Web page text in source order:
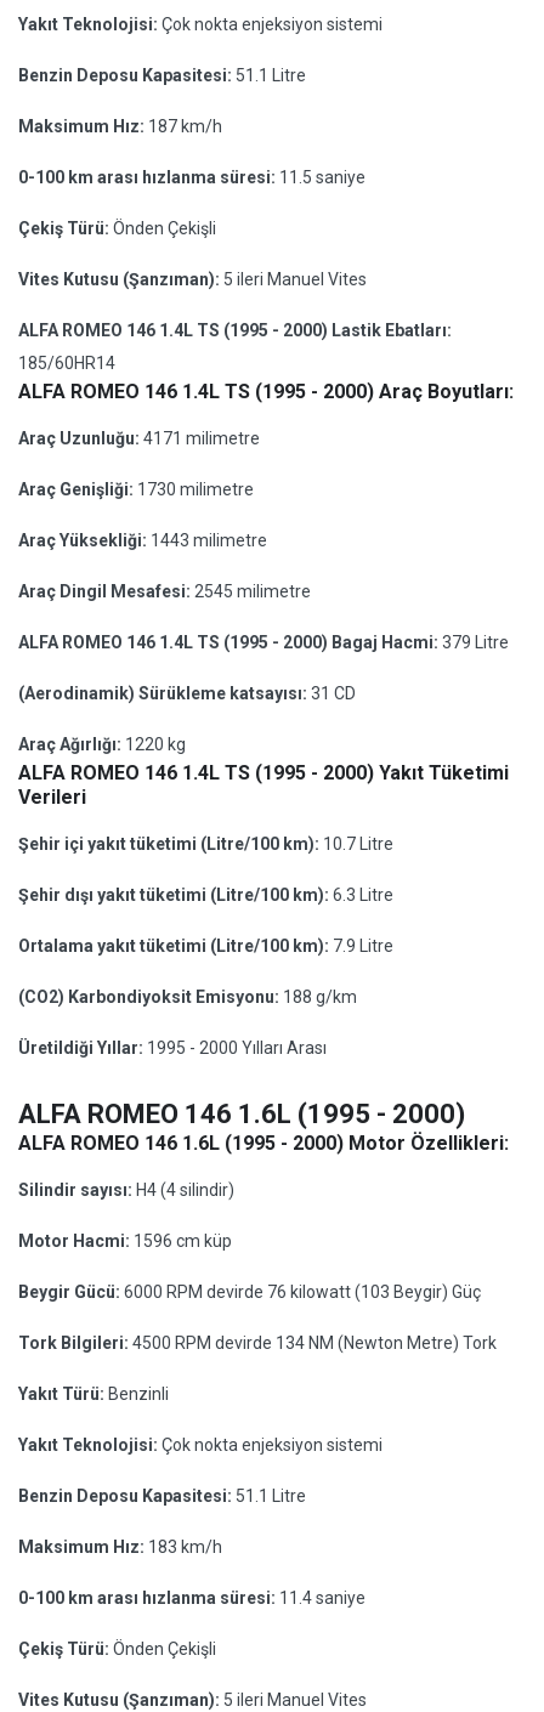
Yakıt Teknolojisi: Çok nokta enjeksiyon sistemi
Benzin Deposu Kapasitesi: 51.1 Litre
Maksimum Hız: 187 km/h
0-100 km arası hızlanma süresi: 11.5 saniye
Çekiş Türü: Önden Çekişli
Vites Kutusu (Şanzıman): 5 ileri Manuel Vites
ALFA ROMEO 146 1.4L TS (1995 - 2000) Lastik Ebatları:
185/60HR14
ALFA ROMEO 146 1.4L TS (1995 - 2000) Araç Boyutları:
Araç Uzunluğu: 4171 milimetre
Araç Genişliği: 1730 milimetre
Araç Yüksekliği: 1443 milimetre
Araç Dingil Mesafesi: 2545 milimetre
ALFA ROMEO 146 1.4L TS (1995 - 2000) Bagaj Hacmi: 379 Litre
(Aerodinamik) Sürükleme katsayısı: 31 CD
Araç Ağırlığı: 1220 kg
ALFA ROMEO 146 1.4L TS (1995 - 2000) Yakıt Tüketimi
Verileri
Şehir içi yakıt tüketimi (Litre/100 km): 10.7 Litre
Şehir dışı yakıt tüketimi (Litre/100 km): 6.3 Litre
Ortalama yakıt tüketimi (Litre/100 km): 7.9 Litre
(CO2) Karbondiyoksit Emisyonu: 188 g/km
Üretildiği Yıllar: 1995 - 2000 Yılları Arası
ALFA ROMEO 146 1.6L (1995 - 2000)
ALFA ROMEO 146 1.6L (1995 - 2000) Motor Özellikleri:
Silindir sayısı: H4 (4 silindir)
Motor Hacmi: 1596 cm küp
Beygir Gücü: 6000 RPM devirde 76 kilowatt (103 Beygir) Güç
Tork Bilgileri: 4500 RPM devirde 134 NM (Newton Metre) Tork
Yakıt Türü: Benzinli
Yakıt Teknolojisi: Çok nokta enjeksiyon sistemi
Benzin Deposu Kapasitesi: 51.1 Litre
Maksimum Hız: 183 km/h
0-100 km arası hızlanma süresi: 11.4 saniye
Çekiş Türü: Önden Çekişli
Vites Kutusu (Şanzıman): 5 ileri Manuel Vites